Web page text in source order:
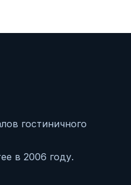
гостиничного
в 2006 году.